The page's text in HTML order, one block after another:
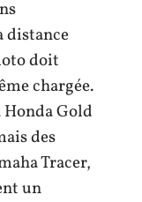
distance
doit
chargée.
Gold
des
Tracer,
un